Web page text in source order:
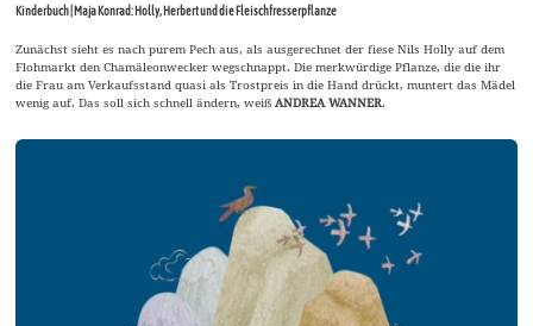
Kinderbuch | Maja Konrad: Holly, Herbert und die Fleischfresserpflanze
Zunächst sieht es nach purem Pech aus, als ausgerechnet der fiese Nils Holly auf dem
Flohmarkt den Chamäleonwecker wegschnappt. Die merkwürdige Pflanze, die die ihr
die Frau am Verkaufsstand quasi als Trostpreis in die Hand drückt, muntert das Mädel
wenig auf. Das soll sich schnell ändern, weißANDREA WANNER.